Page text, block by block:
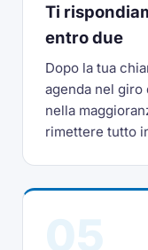
Ti
entro due
Dopo la tua
agenda nel giro
nella
rimettere tutto